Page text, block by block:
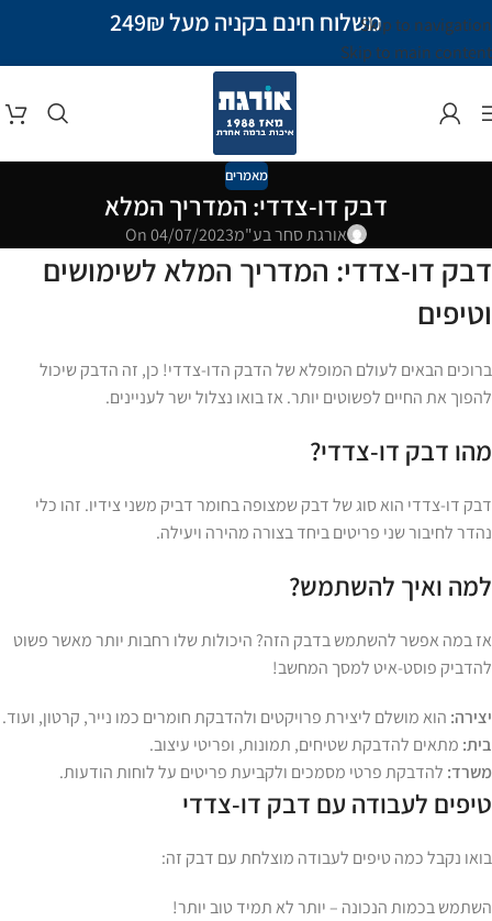
Skip to navigation
Skip to main content
משלוח חינם בקניה מעל 249₪
מאמרים
דבק דו-צדדי: המדריך המלא
אורגת סחר בע"מOn 04/07/2023
דבק דו-צדדי: המדריך המלא לשימושים
וטיפים
ברוכים הבאים לעולם המופלא של הדבק הדו-צדדי! כן, זה הדבק שיכול
להפוך את החיים לפשוטים יותר. אז בואו נצלול ישר לעניינים.
מהו דבק דו-צדדי?
דבק דו-צדדי הוא סוג של דבק שמצופה בחומר דביק משני צידיו. זהו כלי
נהדר לחיבור שני פריטים ביחד בצורה מהירה ויעילה.
למה ואיך להשתמש?
אז במה אפשר להשתמש בדבק הזה? היכולות שלו רחבות יותר מאשר פשוט
להדביק פוסט-איט למסך המחשב!
יצירה: הוא מושלם ליצירת פרויקטים ולהדבקת חומרים כמו נייר, קרטון, ועוד.
בית: מתאים להדבקת שטיחים, תמונות, ופריטי עיצוב.
משרד: להדבקת פרטי מסמכים ולקביעת פריטים על לוחות הודעות.
טיפים לעבודה עם דבק דו-צדדי
בואו נקבל כמה טיפים לעבודה מוצלחת עם דבק זה:
השתמש בכמות הנכונה – יותר לא תמיד טוב יותר!